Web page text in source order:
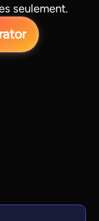
seulement.